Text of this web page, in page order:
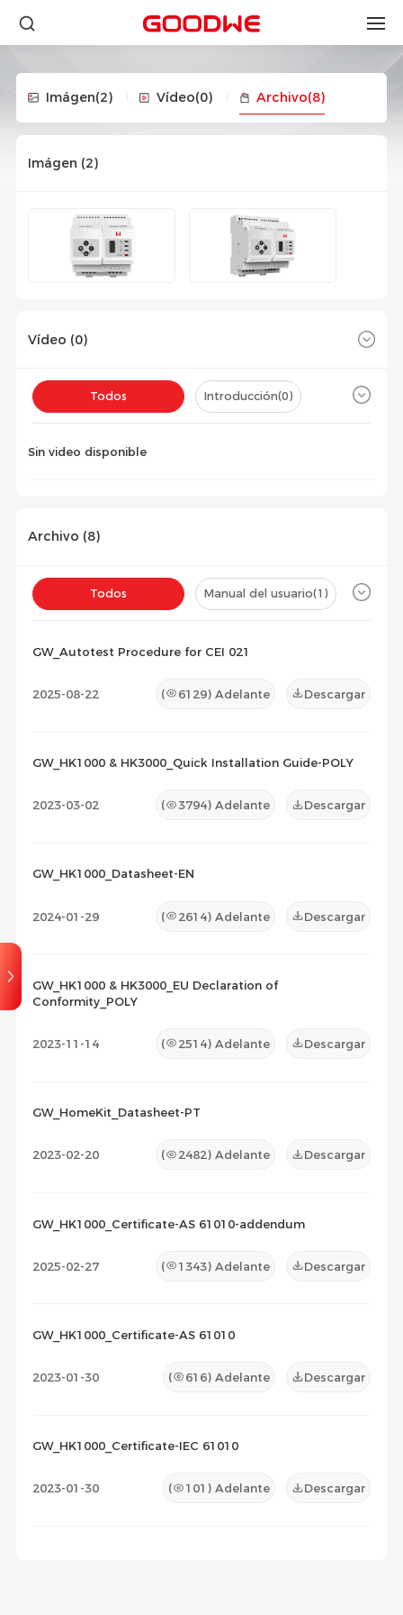
Imágen(2) Vídeo(0) Archivo(8)
Imágen (2)
Vídeo (0)
Todos Introducción(0)
Sin video disponible
Archivo (8)
Todos Manual del usuario(1)
GW_Autotest Procedure for CEI 021
2025-08-22 ( 6129) Adelante Descargar
GW_HK1000 & HK3000_Quick Installation Guide-POLY
2023-03-02 ( 3794) Adelante Descargar
GW_HK1000_Datasheet-EN
2024-01-29 ( 2614) Adelante Descargar
GW_HK1000 & HK3000_EU Declaration of
Conformity_POLY
2023-11-14 ( 2514) Adelante Descargar
GW_HomeKit_Datasheet-PT
2023-02-20 ( 2482) Adelante Descargar
GW_HK1000_Certificate-AS 61010-addendum
2025-02-27 ( 1343) Adelante Descargar
GW_HK1000_Certificate-AS 61010
2023-01-30 ( 616) Adelante Descargar
GW_HK1000_Certificate-IEC 61010
2023-01-30 ( 101 ) Adelante Descargar